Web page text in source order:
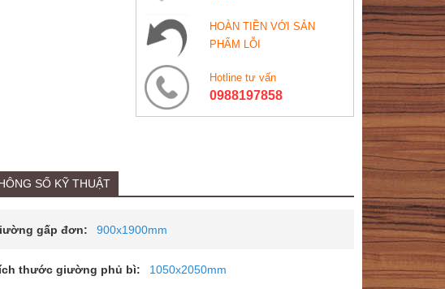
HOÀN TIỀN VỚI SẢN
PHẨM LỖI
Hotline tư vấn
0988197858
SỐ KỸ THUẬT
gấp đơn: 900x1900mm
thước giường phủ bì: 1050x2050mm